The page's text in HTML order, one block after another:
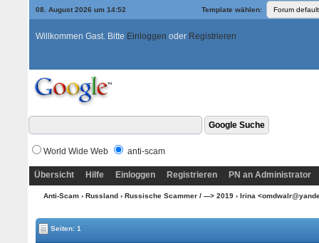
08. August 2026 um 14:52 Template wählen:
Willkommen Gast. Bitte Einloggen oder Registrieren
World Wide Web anti-scam
Übersicht Hilfe Einloggen Registrieren PN an Administrator
Anti-Scam› Russland› Russische Scammer / ---> 2019› Irina
Seiten: 1